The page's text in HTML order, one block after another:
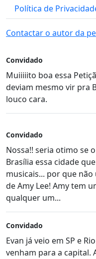
Política de
Contactar o autor da
Convidado
Muiiiiito boa essa
deviam mesmo vir pra
louco cara.
Convidado
Nossa!! seria otimo se
Brasília essa cidade
musicais... por que
de Amy Lee! Amy tem
qualquer um...
Convidado
Evan já veio em SP e
venham para a capital.